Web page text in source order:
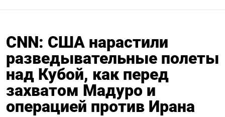
CNN: США нарастили
разведывательные полеты
над Кубой, как перед
захватом Мадуро и
операцией против Ирана